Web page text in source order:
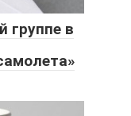
группе в